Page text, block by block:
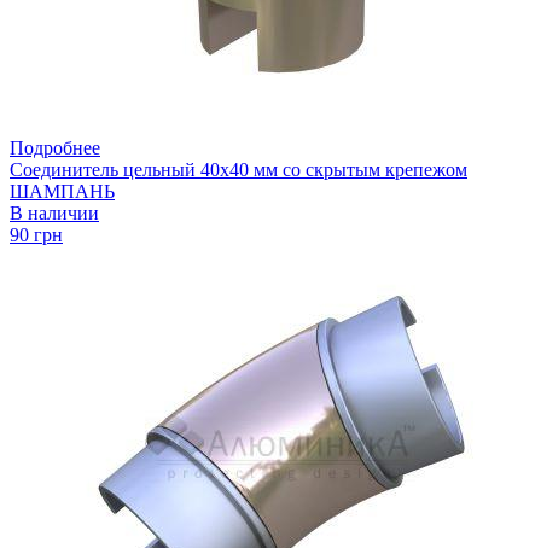
Подробнее
Соединитель цельный 40х40 мм со скрытым крепежом
ШАМПАНЬ
В наличии
90 грн